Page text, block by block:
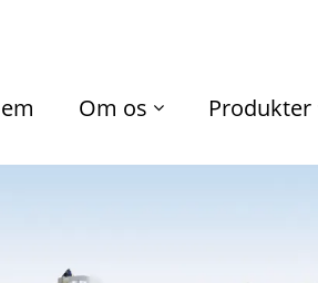
Om os Produkter